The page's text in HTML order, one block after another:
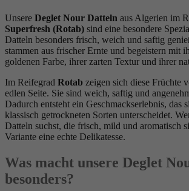
Unsere Deglet Nour Datteln aus Algerien im
Superfresh (Rotab) sind eine besondere
Datteln besonders frisch, weich und saftig
stammen aus frischer Ernte und begeistern mit
goldenen Farbe, ihrer zarten Textur und ihrer
Im Reifegrad Rotab zeigen sich diese Früchte
edlen Seite. Sie sind weich, saftig und
Dadurch entsteht ein Geschmackserlebnis, das
klassisch getrockneten Sorten unterscheidet.
Datteln suchst, die frisch, mild und aromatisch
Variante eine echte Delikatesse.
Was macht unsere Deglet
besonders?